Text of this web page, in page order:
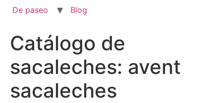
De paseo
Blog
Catálogo de
sacaleches: avent
sacaleches